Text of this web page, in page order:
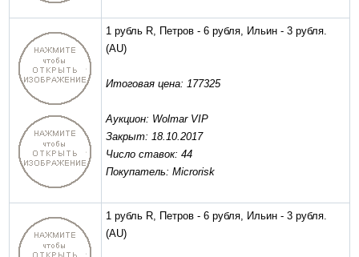
1 рубль R, Петров - 6 рубля, Ильин - 3 рубля.
(AU)
Итоговая цена: 177325
Аукцион: Wolmar VIP
Закрыт: 18.10.2017
Число ставок: 44
Покупатель: Microrisk
1 рубль R, Петров - 6 рубля, Ильин - 3 рубля.
(AU)